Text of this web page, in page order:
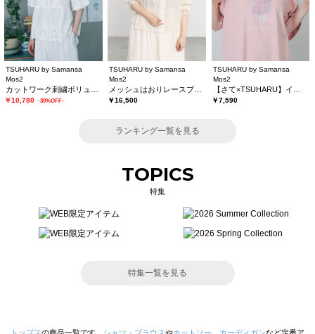
TSUHARU by Samansa
Mos2
￥10,780 -30%OFF-
TSUHARU by Samansa
Mos2
￥16,500
TSUHARU by Samansa
Mos2
￥7,590
ランキング一覧を見る
TOPICS
特集
特集一覧を見る